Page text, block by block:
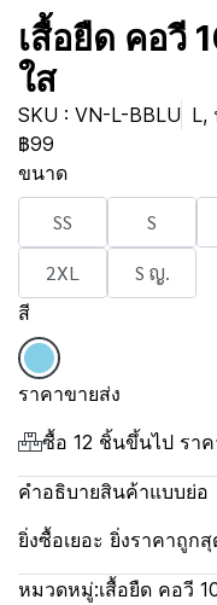
เสื้อยืด คอวี
ใส
SKU : VN-L-BBLU L,
฿99
ขนาด
SS S
2XL
S ญ.
สี
ราคาขายส่ง
ซื้อ 12 ชิ้นขึ้นไป รา
คำอธิบายสินค้าแบบย่อ
ยิ่งซื้อเยอะ ยิ่งราคาถูก
หมวดหมู่:เสื้อยืด คอวี